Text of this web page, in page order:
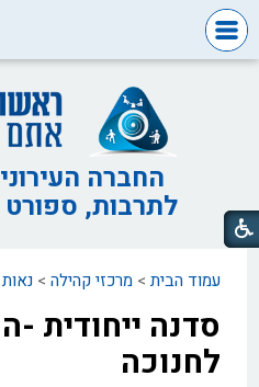
ומכרזים
חופש
המידע
דבר
ראש
דבר
החברה
החברה
לתרבות,
עמוד הבית >מרכזי קהילה >
סדנה ייחודית -
לחנוכה